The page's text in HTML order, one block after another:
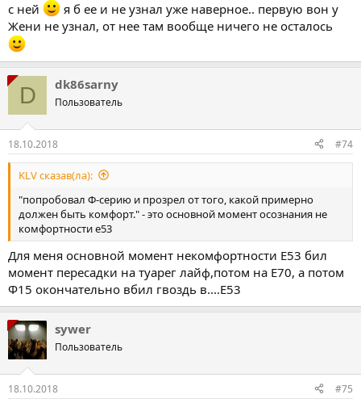
с ней
я б ее и не узнал уже наверное.. первую вон у
Жени не узнал, от нее там вообще ничего не осталось
D dk86sarny
Пользователь
18.10.2018 #74
KLV сказав(ла):
"попробовал Ф-серию и прозрел от того, какой примерно
должен быть комфорт." - это основной момент осознания не
комфортности е53
Для меня основной момент некомфортности Е53 бил
момент пересадки на туарег лайф,потом на Е70, а потом
Ф15 окончательно вбил гвоздь в....Е53
sywer
Пользователь
18.10.2018 #75